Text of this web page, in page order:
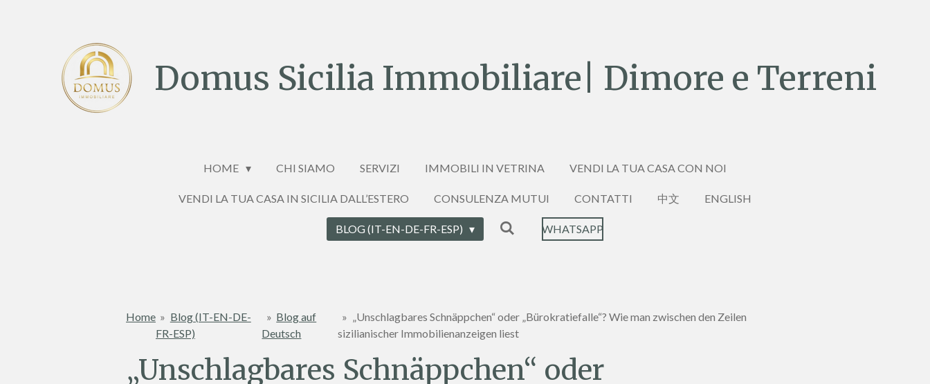
Domus Sicilia Immobiliare| Dimore e Terreni
HOME CHI SIAMO SERVIZI IMMOBILI IN VETRINA VENDI LA TUA CASA CON NOI
VENDI LA TUA CASA IN SICILIA DALL’ESTERO CONSULENZA MUTUI CONTATTI 中文 ENGLISH
BLOG (IT-EN-DE-FR-ESP) WHATSAPP
Home » Blog (IT-EN-DE-
FR-ESP)
» Blog auf
Deutsch
»
„Unschlagbares Schnäppchen“ oder „Bürokratiefalle“? Wie man zwischen den Zeilen
sizilianischer Immobilienanzeigen liest
„Unschlagbares Schnäppchen“ oder